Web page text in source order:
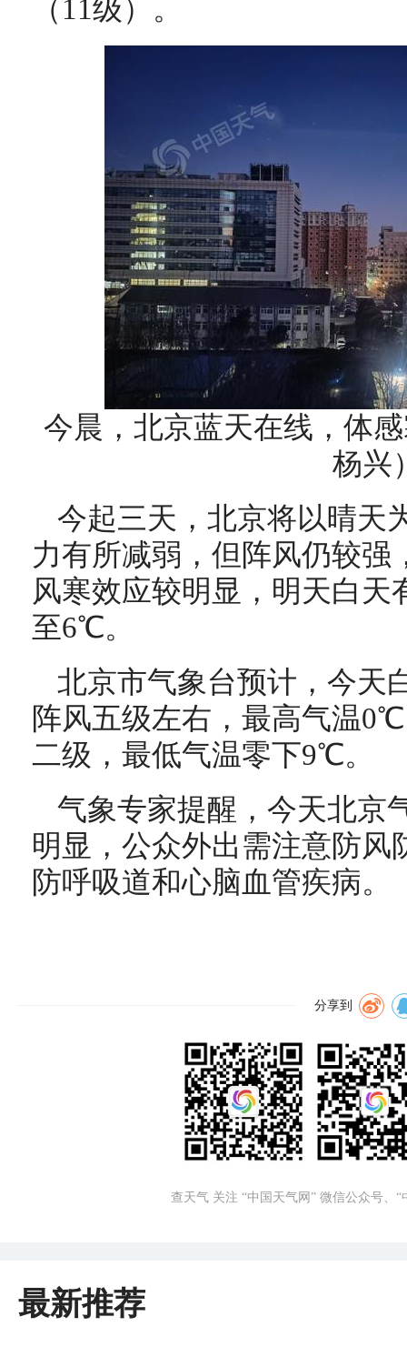
（11级）。
今晨，北京蓝天在线，体
杨兴
今起三天，北京将以晴天
力有所减弱，但阵风仍较强
风寒效应较明显，明天白
至6℃。
北京市气象台预计，今天
阵风五级左右，最高气温
二级，最低气温零下9℃。
气象专家提醒，今天北京
明显，公众外出需注意防风
防呼吸道和心脑血管疾病。
分享到
查天气 关注 “中国天气网” 微信公众号、
最新推荐